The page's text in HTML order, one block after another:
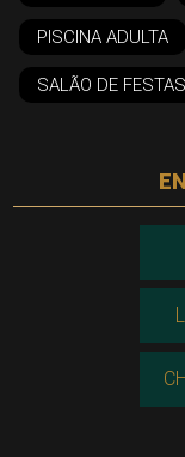
PISCINA ADULTA
SALÃO DE FESTAS